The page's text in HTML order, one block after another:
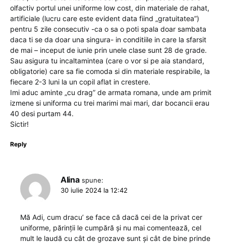
olfactiv portul unei uniforme low cost, din materiale de rahat,
artificiale (lucru care este evident data fiind „gratuitatea”)
pentru 5 zile consecutiv -ca o sa o poti spala doar sambata
daca ti se da doar una singura- in conditiile in care la sfarsit
de mai – inceput de iunie prin unele clase sunt 28 de grade.
Sau asigura tu incaltamintea (care o vor si pe aia standard,
obligatorie) care sa fie comoda si din materiale respirabile, la
fiecare 2-3 luni la un copil aflat in crestere.
Imi aduc aminte „cu drag” de armata romana, unde am primit
izmene si uniforma cu trei marimi mai mari, dar bocancii erau
40 desi purtam 44.
Sictir!
Reply
Alina spune:
30 iulie 2024 la 12:42
Mă Adi, cum dracu’ se face că dacă cei de la privat cer
uniforme, părinții le cumpără și nu mai comentează, cel
mult le laudă cu cât de grozave sunt și cât de bine prinde